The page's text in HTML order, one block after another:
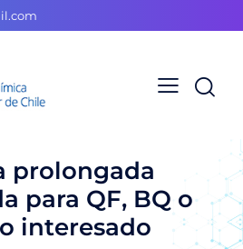
prolongada
para QF, BQ o
interesado